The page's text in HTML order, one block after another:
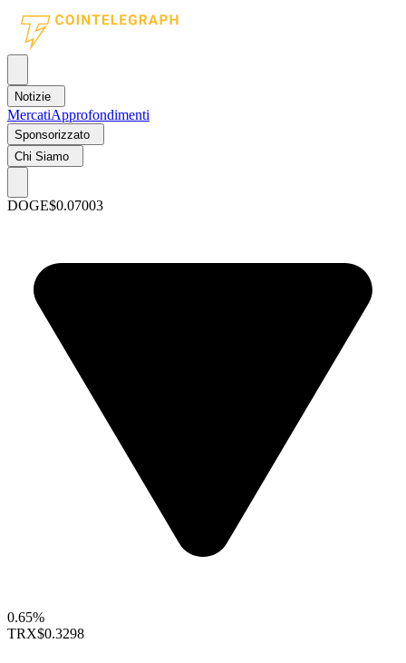
Notizie
MercatiApprofondimenti
Sponsorizzato
Chi Siamo
DOGE$0.07003
0.65%
TRX$0.3298